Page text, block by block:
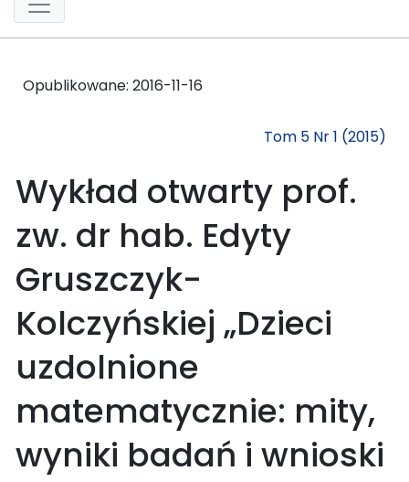
Opublikowane: 2016-11-16
Tom 5 Nr 1 (2015)
Wykład otwarty prof.
zw. dr hab. Edyty
Gruszczyk-
Kolczyńskiej „Dzieci
uzdolnione
matematycznie: mity,
wyniki badań i wnioski